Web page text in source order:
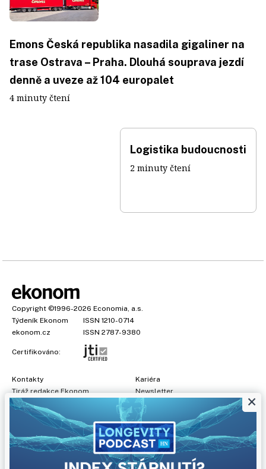
Emons Česká republika nasadila gigaliner na
trase Ostrava – Praha. Dlouhá souprava jezdí
denně a uveze až 104 europalet
4 minuty čtení
Logistika budoucnosti
2 minuty čtení
Copyright ©1996-2026 Economia, a.s.
Týdeník Ekonom
ISSN 1210-0714
ekonom.cz
ISSN 2787-9380
Certifikováno:
Kontakty
Tiráž redakce Ekonom
Předplatné
Kariéra
Newsletter
Všeobecné podmínky
Prohlášení o cookies
Nastavení soukromí
Ochrana osobních údajů
, obchodní garant: Adéla Formáčková +420 739 500 832
×